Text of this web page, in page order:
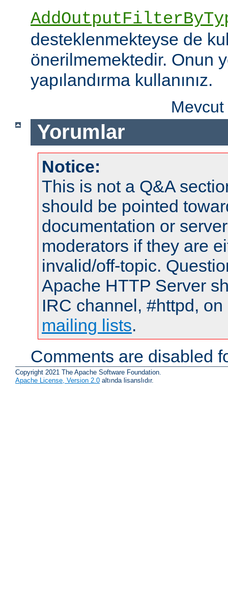
desteklenmekteyse de
önerilmemektedir. Onun
yapılandırma kullanınız.
Yorumlar
Notice:
This is not a Q&A
should be pointed
documentation or
moderators if they are
invalid/off-topic.
Apache HTTP Server
IRC channel, #httpd,
mailing lists.
Comments are disabled
Copyright 2021 The Apache Software Foundation.
Apache License, Version 2.0 altında lisanslıdır.